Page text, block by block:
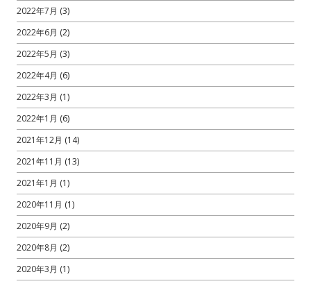
2022年7月 (3)
2022年6月 (2)
2022年5月 (3)
2022年4月 (6)
2022年3月 (1)
2022年1月 (6)
2021年12月 (14)
2021年11月 (13)
2021年1月 (1)
2020年11月 (1)
2020年9月 (2)
2020年8月 (2)
2020年3月 (1)